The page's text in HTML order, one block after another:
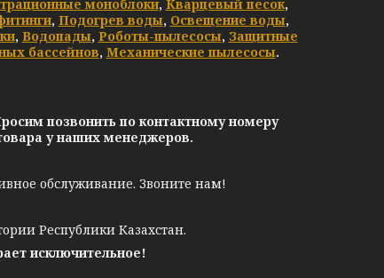
моноблоки, Кварцевый песок,
, Подогрев воды, Освещение воды,
, Водопады, Роботы-пылесосы, Защитные
бассейнов, Механические пылесосы.
позвонить по контактному номеру
у наших менеджеров.
обслуживание. Звоните нам!
Республики Казахстан.
исключительное!